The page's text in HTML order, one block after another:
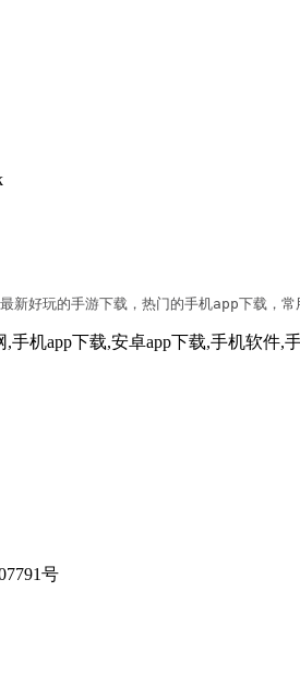
新好玩的手游下载，热门的手机app下载，
,手机app下载,安卓app下载,手机软件,
号